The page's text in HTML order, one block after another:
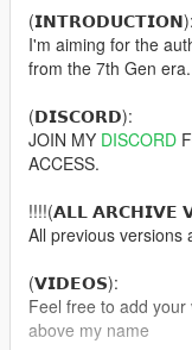
(𝗜𝗡𝗧𝗥𝗢𝗗𝗨𝗖𝗧𝗜𝗢𝗡):
I'm aiming for the
from the 7th Gen era.
(𝗗𝗜𝗦𝗖𝗢𝗥𝗗):
JOIN MY DISCORD
ACCESS.
!!!!(𝗔𝗟𝗟 𝗔𝗥𝗖𝗛𝗜𝗩𝗘
All previous versions
(𝗩𝗜𝗗𝗘𝗢𝗦):
Feel free to add
above my name